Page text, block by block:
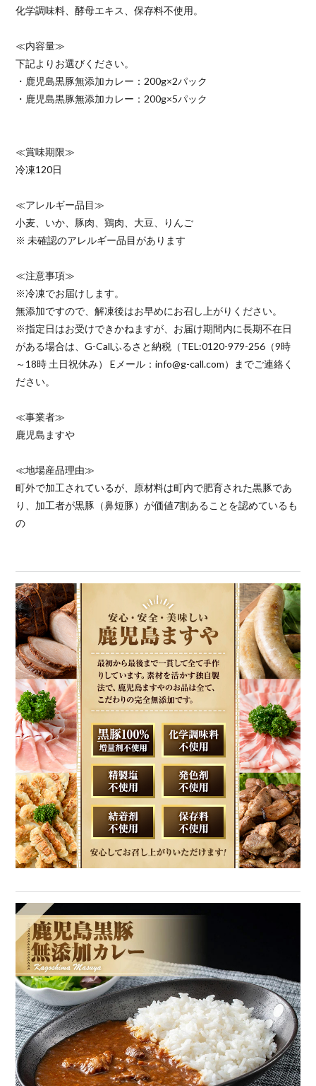
化学調味料、酵母エキス、保存料不使用。
≪内容量≫
下記よりお選びください。
・鹿児島黒豚無添加カレー：200g×2パック
・鹿児島黒豚無添加カレー：200g×5パック
≪賞味期限≫
冷凍120日
≪アレルギー品目≫
小麦、いか、豚肉、鶏肉、大豆、りんご
※ 未確認のアレルギー品目があります
≪注意事項≫
※冷凍でお届けします。
無添加ですので、解凍後はお早めにお召し上がりください。
※指定日はお受けできかねますが、お届け期間内に長期不在日
がある場合は、G-Callふるさと納税（TEL:0120-979-256（9時
～18時 土日祝休み） Eメール：info@g-call.com）までご連絡く
ださい。
≪事業者≫
鹿児島ますや
≪地場産品理由≫
町外で加工されているが、原材料は町内で肥育された黒豚であ
り、加工者が黒豚（鼻短豚）が価値7割あることを認めているも
の